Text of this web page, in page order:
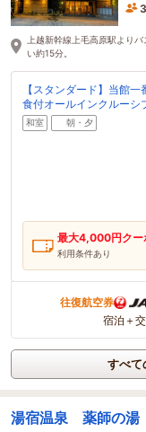
上越新幹線上毛高原駅より
い約15分。
【スタンダード】当館
食付オールインクルーシ
和室 朝・夕
最大4,000円クー
利用条件あり
往復航空券
宿泊＋
すべて
湯宿温泉 薬師の